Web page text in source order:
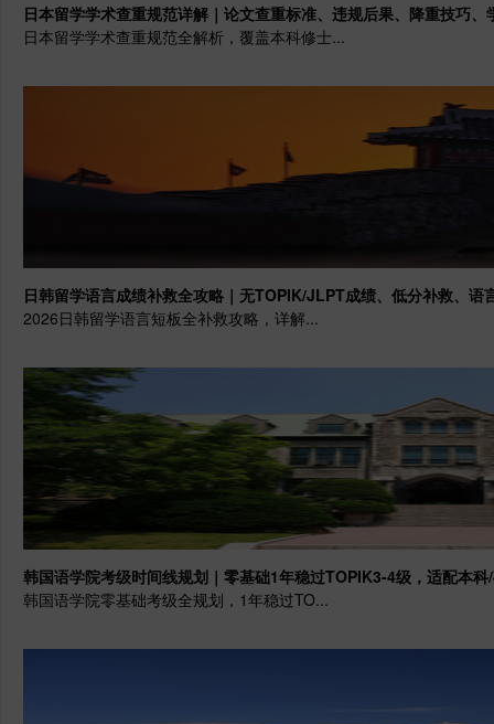
日本留学学术查重规范详解｜论文查重标准、违规后果、降重技巧
日本留学学术查重规范全解析，覆盖本科修士...
日韩留学语言成绩补救全攻略｜无TOPIK/JLPT成绩、低分补救、语
2026日韩留学语言短板全补救攻略，详解...
韩国语学院考级时间线规划｜零基础1年稳过TOPIK3-4级，适配本
韩国语学院零基础考级全规划，1年稳过TO...